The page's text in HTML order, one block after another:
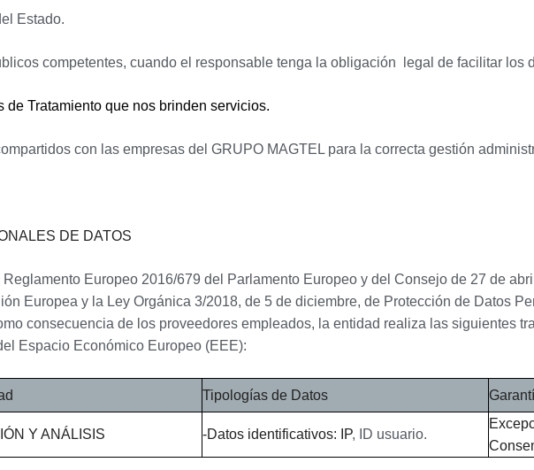
Estado.
competentes, cuando el responsable tenga la obligación legal de facilitar los
de Tratamiento que nos brinden servicios.
con las empresas del GRUPO MAGTEL para la correcta gestión
DE DATOS
Europeo 2016/679 del Parlamento Europeo y del Consejo de 27 de
Europea y la Ley Orgánica 3/2018, de 5 de diciembre, de Protección de Datos
consecuencia de los proveedores empleados, la entidad realiza las siguientes
Espacio Económico Europeo (EEE):
Tipologías de Datos
Y ANÁLISIS -Datos identificativos: IP, ID usuario.